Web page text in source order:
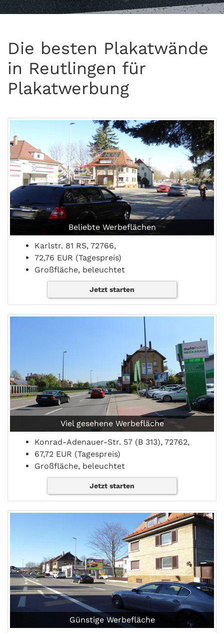
Die besten Plakatwände
in Reutlingen für
Plakatwerbung
Beliebte Werbeflächen
Karlstr. 81 RS, 72766,
72,76 EUR (Tagespreis)
Großfläche, beleuchtet
Jetzt starten
Viel gesehene Werbefläche
Konrad-Adenauer-Str. 57 (B 313), 72762,
67,72 EUR (Tagespreis)
Großfläche, beleuchtet
Jetzt starten
Günstige Werbefläche